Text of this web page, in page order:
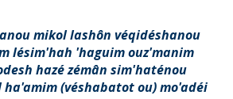
mikol lashôn véqidéshanou
lésim'hah 'haguim ouz'manim
hazé zémân sim'haténou
(véshabatot ou) mo'adéi